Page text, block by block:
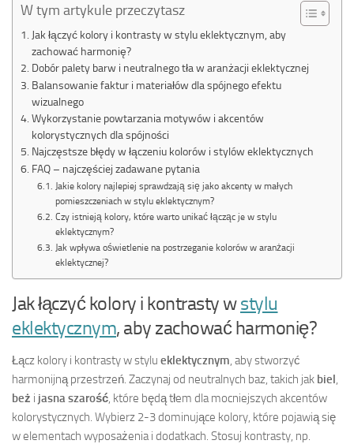
W tym artykule przeczytasz
Jak łączyć kolory i kontrasty w stylu eklektycznym, aby
zachować harmonię?
Dobór palety barw i neutralnego tła w aranżacji eklektycznej
Balansowanie faktur i materiałów dla spójnego efektu
wizualnego
Wykorzystanie powtarzania motywów i akcentów
kolorystycznych dla spójności
Najczęstsze błędy w łączeniu kolorów i stylów eklektycznych
FAQ – najczęściej zadawane pytania
Jakie kolory najlepiej sprawdzają się jako akcenty w małych
pomieszczeniach w stylu eklektycznym?
Czy istnieją kolory, które warto unikać łącząc je w stylu
eklektycznym?
Jak wpływa oświetlenie na postrzeganie kolorów w aranżacji
eklektycznej?
Jak łączyć kolory i kontrasty wstylu
eklektycznym, aby zachować harmonię?
Łącz kolory i kontrasty w stylu eklektycznym , aby stworzyć
harmonijną przestrzeń. Zaczynaj od neutralnych baz, takich jak biel
beż i jasna szarość , które będą tłem dla mocniejszych akcentów
kolorystycznych. Wybierz 2-3 dominujące kolory, które pojawią się
w elementach wyposażenia i dodatkach. Stosuj kontrasty, np.